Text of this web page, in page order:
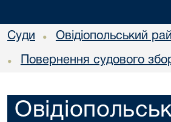
Суди • Овідіопольський
• Повернення судового